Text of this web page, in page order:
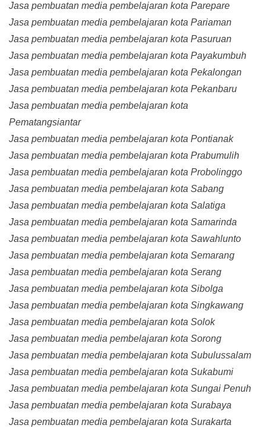
Jasa pembuatan media pembelajaran kota Parepare
Jasa pembuatan media pembelajaran kota Pariaman
Jasa pembuatan media pembelajaran kota Pasuruan
Jasa pembuatan media pembelajaran kota Payakumbuh
Jasa pembuatan media pembelajaran kota Pekalongan
Jasa pembuatan media pembelajaran kota Pekanbaru
Jasa pembuatan media pembelajaran kota
Pematangsiantar
Jasa pembuatan media pembelajaran kota Pontianak
Jasa pembuatan media pembelajaran kota Prabumulih
Jasa pembuatan media pembelajaran kota Probolinggo
Jasa pembuatan media pembelajaran kota Sabang
Jasa pembuatan media pembelajaran kota Salatiga
Jasa pembuatan media pembelajaran kota Samarinda
Jasa pembuatan media pembelajaran kota Sawahlunto
Jasa pembuatan media pembelajaran kota Semarang
Jasa pembuatan media pembelajaran kota Serang
Jasa pembuatan media pembelajaran kota Sibolga
Jasa pembuatan media pembelajaran kota Singkawang
Jasa pembuatan media pembelajaran kota Solok
Jasa pembuatan media pembelajaran kota Sorong
Jasa pembuatan media pembelajaran kota Subulussalam
Jasa pembuatan media pembelajaran kota Sukabumi
Jasa pembuatan media pembelajaran kota Sungai Penuh
Jasa pembuatan media pembelajaran kota Surabaya
Jasa pembuatan media pembelajaran kota Surakarta